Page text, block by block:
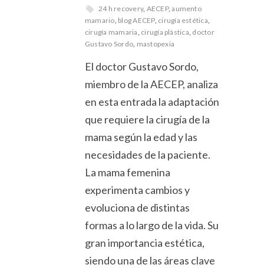
24 h recovery, AECEP,aumento
mamario blog AECEP, cirugía estética
cirugía mamaria cirugía plástica doctor
Gustavo Sordo mastopexia
El doctor Gustavo Sordo,
miembro de la AECEP, analiza
en esta entrada la adaptación
que requiere la cirugía de la
mama según la edad y las
necesidades de la paciente.
La mama femenina
experimenta cambios y
evoluciona de distintas
formas a lo largo de la vida. Su
gran importancia estética,
siendo una de las áreas clave